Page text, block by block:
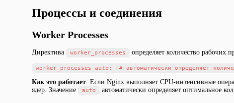
Процессы и соединения
Worker Processes
Директива worker_processes определяет количество рабочих
Как это работает: Если Nginx выполняет CPU-интенсивные
ядер. Значение
auto автоматически определяет оптимальное